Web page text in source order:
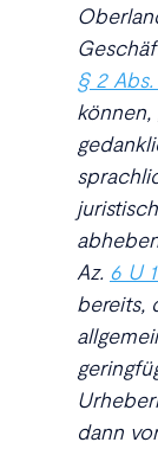
§ 2 Abs.
können,
Az. 6 U
bereits,
dann